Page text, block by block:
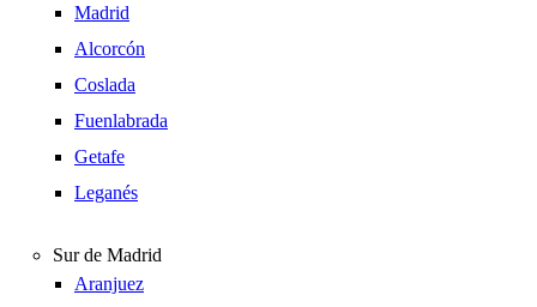
Madrid
Alcorcón
Coslada
Fuenlabrada
Getafe
Leganés
Sur de Madrid
Aranjuez